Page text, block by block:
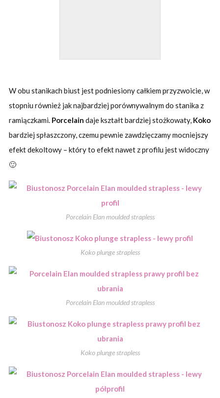
W obu stanikach biust jest podniesiony całkiem przyzwoicie, w
stopniu również jak najbardziej porównywalnym do stanika z
ramiączkami. Porcelain daje kształt bardziej stożkowaty, Koko
bardziej spłaszczony, czemu pewnie zawdzięczamy mocniejszy
efekt dekoltowy – który to efekt nawet z profilu jest widoczny
🙂
Porcelain Elan moulded strapless
Koko plunge strapless
Porcelain Elan moulded strapless
Koko plunge strapless